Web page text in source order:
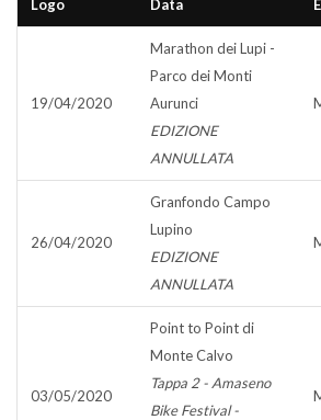
Logo Data
19/04/2020
Marathon dei Lupi -
Parco dei Monti
Aurunci
EDIZIONE
ANNULLATA
26/04/2020
Granfondo Campo
Lupino
EDIZIONE
ANNULLATA
03/05/2020
Point to Point di
Monte Calvo
Tappa 2 - Amaseno
Bike Festival -